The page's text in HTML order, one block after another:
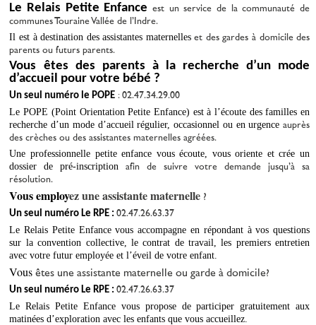
Le Relais Petite Enfance est un service de la communauté de
communes Touraine Vallée de l’Indre.
Il est à destination des assistantes maternelles et des gardes à domicile des
parents ou futurs parents.
Vous êtes des parents à la recherche d’un mode
d’accueil pour votre bébé ?
Un seul numéro le POPE : 02.47.34.29.00
Le POPE (Point Orientation Petite Enfance) est à l’écoute des familles en
recherche d’un mode d’accueil régulier, occasionnel ou en urgence auprès
des crèches ou des assistantes maternelles agréées.
Une professionnelle petite enfance vous écoute, vous oriente et crée un
dossier de pré-inscription afin de suivre votre demande jusqu’à sa
résolution.
Vous employez une assistante maternelle ?
Un seul numéro Le RPE : 02.47.26.63.37
Le Relais Petite Enfance vous accompagne en répondant à vos questions
sur la convention collective, le contrat de travail , les premiers entretien
avec votre futur employée et l’éveil de votre enfant.
Vous êtes une assistante maternelle ou garde à domicile?
Un seul numéro Le RPE : 02.47.26.63.37
Le Relais Petite Enfance vous propose de participer gratuitement aux
matinées d’exploration avec les enfants que vous accueillez.